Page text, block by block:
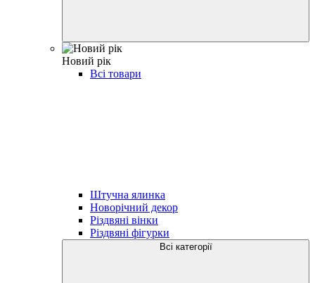
Новий рік
Всі товари
Штучна ялинка
Новорічний декор
Різдвяні вінки
Різдвяні фігурки
Всі категорії